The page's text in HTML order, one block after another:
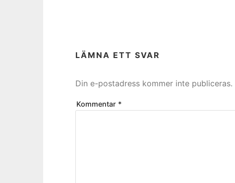
LÄMNA ETT SVAR
Din e-postadress kommer inte publiceras.
Kommentar *